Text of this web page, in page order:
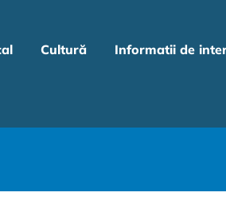
Cultură Informatii de